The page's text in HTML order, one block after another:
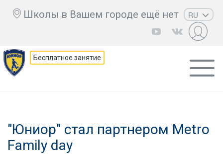
Школы в Вашем городе ещё нет
RU
EN
KZ
AZ
Бесплатное занятие
"Юниор" стал партнером Metro
Family day